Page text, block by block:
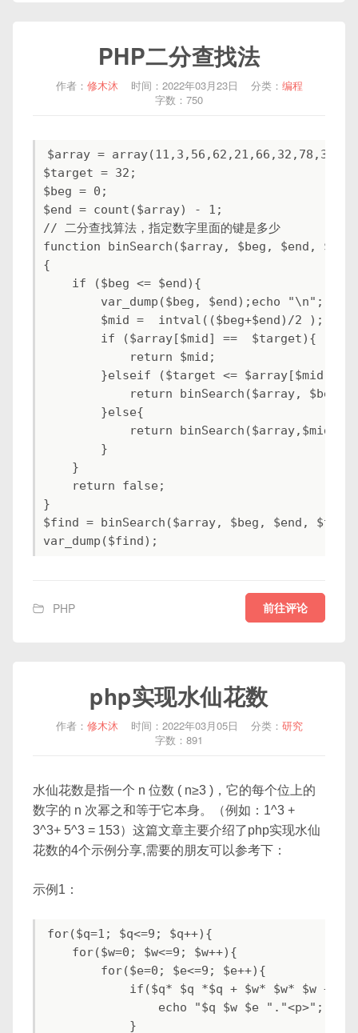
PHP二分查找法
作者： 修木沐 时间：2022年03月23日 分类： 编程
字数：750
$array =
$target = 32;
$beg = 0;
$end = count($array) - 1;
// 二分查找算法，指定数字里面的键是多少
function binSearch($array, $beg, $end,
{
    if ($beg <= $end){
        var_dump($beg, $end);echo "\n";
        $mid =  intval(($beg+$end)/2 );
        if ($array[$mid] ==  $target){
            return $mid;
        }elseif ($target <= $array[$mid]){
return binSearch($array, $beg,
        }else{
return binSearch($array,$mid+1,
        }
    }
    return false;
}
$find = binSearch($array, $beg, $end,
var_dump($find);
PHP 前往评论
php实现水仙花数
作者： 修木沐 时间：2022年03月05日 分类： 研究
字数：891
水仙花数是指一个 n 位数 ( n≥3 )，它的每个位上的
数字的 n 次幂之和等于它本身。（例如：1^3 +
3^3+ 5^3 = 153）这篇文章主要介绍了php实现水仙
花数的4个示例分享,需要的朋友可以参考下：
示例1：
for($q=1; $q<=9; $q++){
    for($w=0; $w<=9; $w++){
        for($e=0; $e<=9; $e++){
if($q* $q *$q + $w* $w* $w +
                echo "$q $w $e "."<p>";
            }